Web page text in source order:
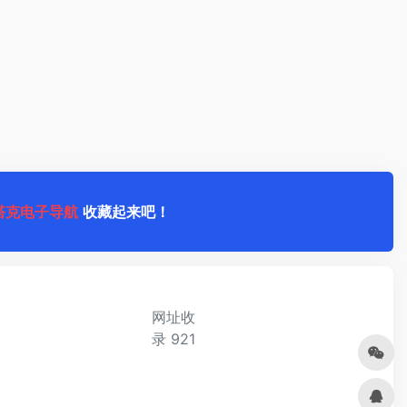
克电子导航 收藏起来吧！
网址收
录 921